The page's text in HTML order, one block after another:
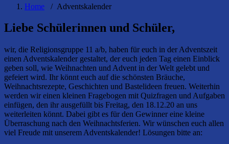
Home / Adventskalender
Liebe Schülerinnen und Schüler,
wir, die Religionsgruppe 11 a/b, haben für euch in der Adventszeit
einen Adventskalender gestaltet, der euch jeden Tag einen Einblick
geben soll, wie Weihnachten und Advent in der Welt gelebt und
gefeiert wird. Ihr könnt euch auf die schönsten Bräuche,
Weihnachtsrezepte, Geschichten und Bastelideen freuen. Weiterhin
werden wir einen kleinen Fragebogen mit Quizfragen und Aufgaben
einfügen, den ihr ausgefüllt bis Freitag, den 18.12.20 an uns
weiterleiten könnt. Dabei gibt es für den Gewinner eine kleine
Überraschung nach den Weihnachtsferien. Wir wünschen euch allen
viel Freude mit unserem Adventskalender! Lösungen bitte an: